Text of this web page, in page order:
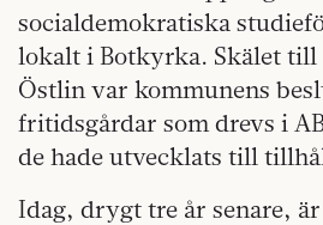
socialdemokratiska
lokalt i Botkyrka. Skälet till
Östlin var kommunens
fritidsgårdar som drevs i
de hade utvecklats till
Idag, drygt tre år senare,